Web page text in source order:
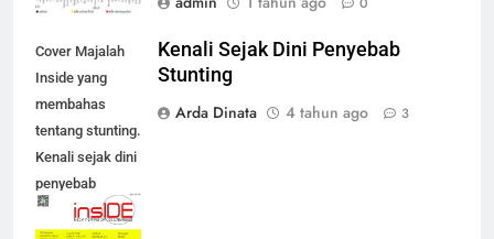
Cover Majalah
Inside yang
membahas
tentang stunting.
Kenali sejak dini
penyebab
stunting, sebab
Kenali Sejak Dini Penyebab
Stunting
Arda Dinata
4 tahun ago 3